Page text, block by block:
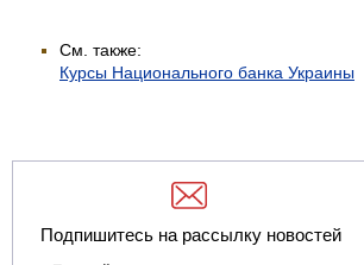
См. также:
Курсы Национального банка Украины
Подпишитесь на рассылку новостей